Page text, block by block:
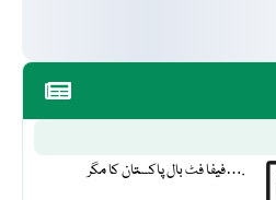
فیفا فٹ بال پاکستان کا مگر….